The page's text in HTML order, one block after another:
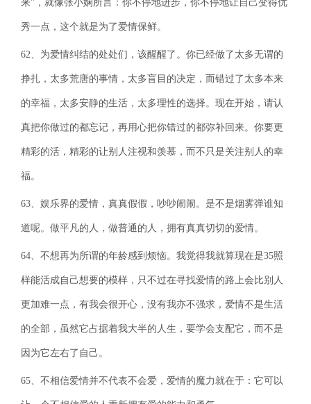
来"，就像张小娴所言：你不停地进步，你不停地让自己变得优
秀一点，这个就是为了爱情保鲜。
62、为爱情纠结的处处们，该醒醒了。你已经做了太多无谓的
挣扎，太多荒唐的事情，太多盲目的决定，而错过了太多本来
的幸福，太多安静的生活，太多理性的选择。现在开始，请认
真把你做过的都忘记，再用心把你错过的都弥补回来。你要更
精彩的活，精彩的让别人注视和羡慕，而不只是关注别人的幸
福。
63、娱乐界的爱情，真真假假，吵吵闹闹。是不是烟雾弹谁知
道呢。做平凡的人，做普通的人，拥有真真切切的爱情。
64、不想再为所谓的年龄感到烦恼。我觉得我就算现在是35照
样能活成自己想要的模样，只不过在寻找爱情的路上会比别人
更加难一点，有我会很开心，没有我亦不强求，爱情不是生活
的全部，虽然它占据着我大半的人生，要学会支配它，而不是
因为它左右了自己。
65、不相信爱情并不代表不会爱，爱情的魔力就在于：它可以